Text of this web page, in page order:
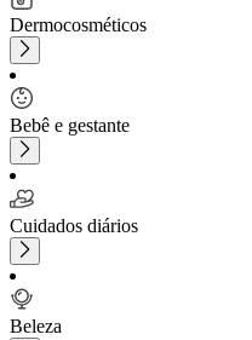
Dermocosméticos
Bebê e gestante
Cuidados diários
Beleza